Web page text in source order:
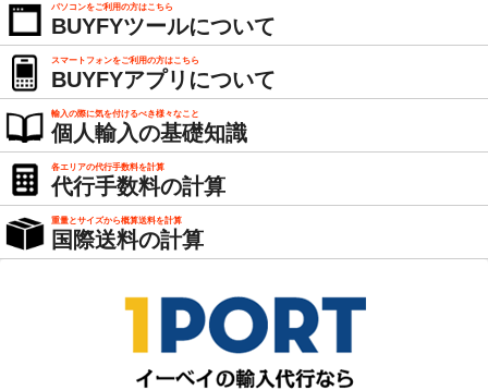
パソコンをご利用の方はこちら
BUYFYツールについて
スマートフォンをご利用の方はこちら
BUYFYアプリについて
輸入の際に気を付けるべき様々なこと
個人輸入の基礎知識
各エリアの代行手数料を計算
代行手数料の計算
重量とサイズから概算送料を計算
国際送料の計算